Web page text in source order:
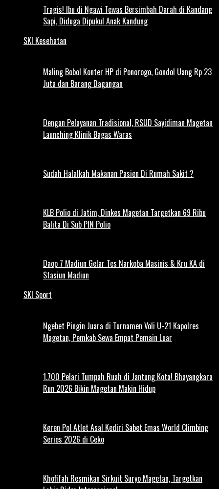
Tragis! Ibu di Ngawi Tewas Bersimbah Darah di Kandang
Sapi, Diduga Dipukul Anak Kandung
SKI Kesehatan
Maling Bobol Konter HP di Ponorogo, Gondol Uang Rp 23
Juta dan Barang Dagangan
Dengan Pelayanan Tradisional, RSUD Sayidiman Magetan
Launching Klinik Bagas Waras
Sudah Halalkah Makanan Pasien Di Rumah Sakit ?
KLB Polio di Jatim, Dinkes Magetan Targetkan 69 Ribu
Balita Di Sub PIN Polio
Daop 7 Madiun Gelar Tes Narkoba Masinis & Kru KA di
Stasiun Madiun
SKI Sport
Ngebet Pingin Juara di Turnamen Voli U-21 Kapolres
Magetan, Pemkab Sewa Empat Pemain Luar
1.700 Pelari Tumpah Ruah di Jantung Kota! Bhayangkara
Run 2026 Bikin Magetan Makin Hidup
Keren Pol Atlet Asal Kediri Sabet Emas World Climbing
Series 2026 di Ceko
Khofifah Resmikan Sirkuit Suryo Magetan, Targetkan